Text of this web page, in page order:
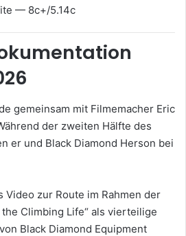
— 8c+/5.14c
gemeinsam mit Filmemacher Eric
der zweiten Hälfte des
er und Black Diamond Herson bei
Video zur Route im Rahmen der
the Climbing Life“ als vierteilige
Black Diamond Equipment